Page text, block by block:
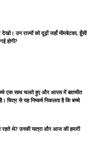
उन राज्यों को दूढ़ों जहाँ भीमबेटका, हूँसी
होगी?
एक साथ चलते हुए और आपस में बातचीत
चित्र से यह निष्कर्ष निकलता है कि बच्चे
थे? उनकी यात्रा और आज की हमारी